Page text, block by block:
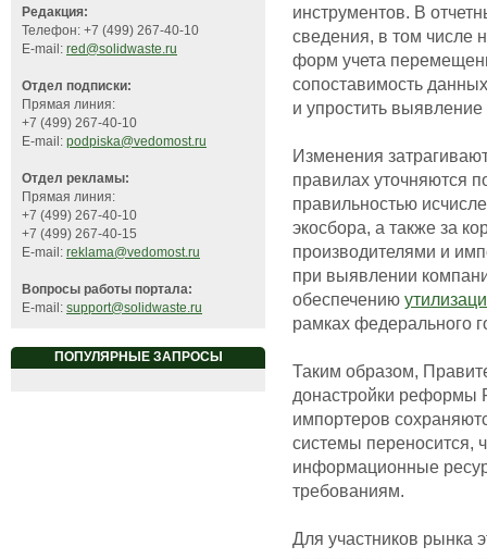
Редакция:
Телефон: +7 (499) 267-40-10
E-mail: red@solidwaste.ru
Отдел подписки:
Прямая линия:
+7 (499) 267-40-10
E-mail: podpiska@vedomost.ru
Отдел рекламы:
Прямая линия:
+7 (499) 267-40-10
+7 (499) 267-40-15
E-mail: reklama@vedomost.ru
Вопросы работы портала:
E-mail: support@solidwaste.ru
ПОПУЛЯРНЫЕ ЗАПРОСЫ
инструментов. В
сведения, в том числе
форм учета
сопоставимость
и упростить
Изменения
правилах уточняются
правильностью
экосбора, а также за
производителями и
при выявлении
обеспечению
рамках федерального
Таким образом,
донастройки реформы
импортеров
системы переносится,
информационные
требованиям.
Для участников рынка